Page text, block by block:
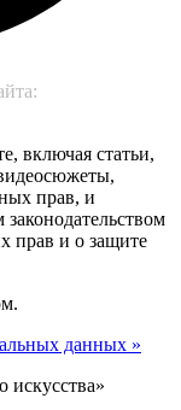
включая статьи,
прав, и
прав и о защите
данных »